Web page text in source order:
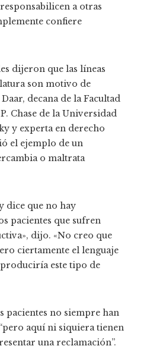
a otras
confiere
dijeron que las líneas
son motivo de
decana de la Facultad
Chase de la Universidad
y experta en derecho
el ejemplo de un
o maltrata
dice que no hay
pacientes que sufren
dijo. «No creo que
ciertamente el lenguaje
este tipo de
pacientes no siempre han
aquí ni siquiera tienen
una reclamación”.